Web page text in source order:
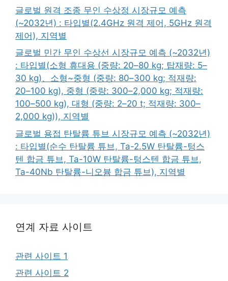
글로벌 원격 조종 무인 수상정 시장규모 예측
(~2032년) : 타입별(2.4GHz 원격 제어, 5GHz 원격
제어), 지역별
글로벌 민간 무인 수상선 시장규모 예측 (~2032년)
: 타입별(소형 휴대용 (중량: 20–80 kg; 탑재량: 5–
30 kg)、소형~중형 (중량: 80–300 kg; 적재량:
20–100 kg), 중형 (중량: 300–2,000 kg; 적재량:
100–500 kg), 대형 (중량: 2–20 t; 적재량: 300–
2,000 kg)), 지역별
글로벌 용접 탄탈륨 튜브 시장규모 예측 (~2032년)
: 타입별(순수 탄탈륨 튜브, Ta-2.5W 탄탈륨-텅스
텐 합금 튜브, Ta-10W 탄탈륨-텅스텐 합금 튜브,
Ta-40Nb 탄탈륨-니오븀 합금 튜브), 지역별
연계 자료 사이트
관련 사이트 1
관련 사이트 2